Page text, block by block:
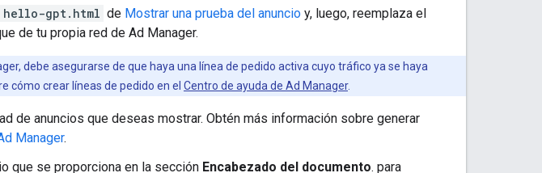
hello-gpt.html de Mostrar una prueba del anuncio y, luego, reemplaza el
de tu propia red de Ad Manager.
debe asegurarse de que haya una línea de pedido activa cuyo tráfico ya se haya
cómo crear líneas de pedido en el Centro de ayuda de Ad Manager.
de anuncios que deseas mostrar. Obtén más información sobre generar
Manager.
que se proporciona en la sección Encabezado del documento. para